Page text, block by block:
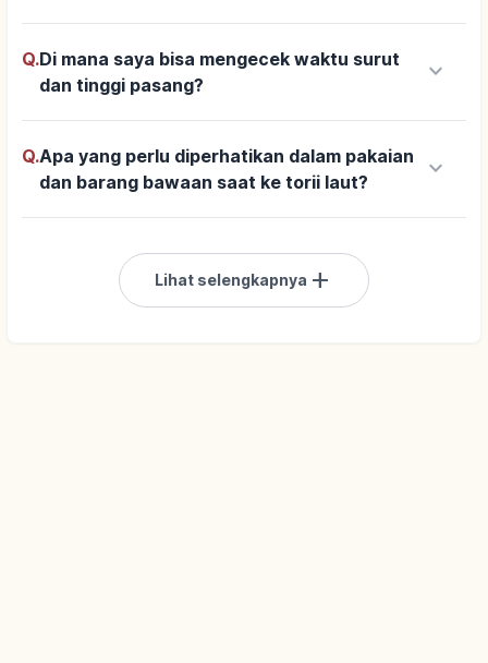
Q.Di mana saya bisa mengecek waktu surut
dan tinggi pasang?
keyboard_arrow_down
Q.Apa yang perlu diperhatikan dalam pakaian
dan barang bawaan saat ke torii laut?
keyboard_arrow_down
Lihat selengkapnya add